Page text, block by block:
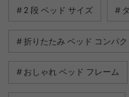
2 段 ベッド サイズ
折りたたみ ベッド コンパク
おしゃれ ベッド フレーム